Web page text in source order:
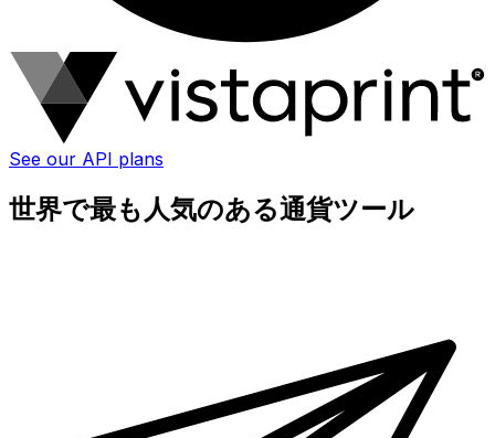
See our API plans
世界で最も人気のある通貨ツール